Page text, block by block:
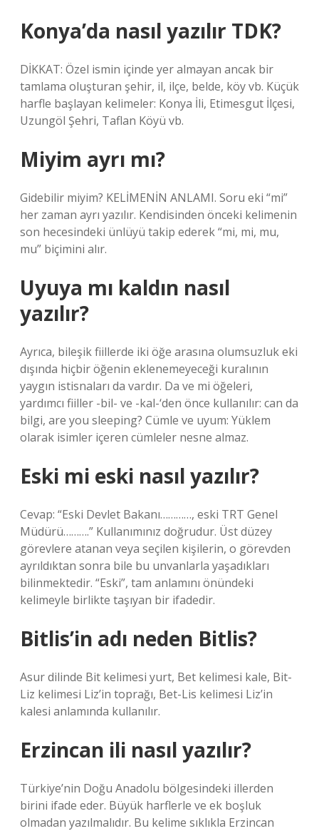
Konya’da nasıl yazılır TDK?
DİKKAT: Özel ismin içinde yer almayan ancak bir
tamlama oluşturan şehir, il, ilçe, belde, köy vb. Küçük
harfle başlayan kelimeler: Konya İli, Etimesgut İlçesi,
Uzungöl Şehri, Taflan Köyü vb.
Miyim ayrı mı?
Gidebilir miyim? KELİMENİN ANLAMI. Soru eki “mi”
her zaman ayrı yazılır. Kendisinden önceki kelimenin
son hecesindeki ünlüyü takip ederek “mi, mi, mu,
mu” biçimini alır.
Uyuya mı kaldın nasıl
yazılır?
Ayrıca, bileşik fiillerde iki öğe arasına olumsuzluk eki
dışında hiçbir öğenin eklenemeyeceği kuralının
yaygın istisnaları da vardır. Da ve mi öğeleri,
yardımcı fiiller -bil- ve -kal-‘den önce kullanılır: can da
bilgi, are you sleeping? Cümle ve uyum: Yüklem
olarak isimler içeren cümleler nesne almaz.
Eski mi eski nasıl yazılır?
Cevap: “Eski Devlet Bakanı…………, eski TRT Genel
Müdürü……….” Kullanımınız doğrudur. Üst düzey
görevlere atanan veya seçilen kişilerin, o görevden
ayrıldıktan sonra bile bu unvanlarla yaşadıkları
bilinmektedir. “Eski”, tam anlamını önündeki
kelimeyle birlikte taşıyan bir ifadedir.
Bitlis’in adı neden Bitlis?
Asur dilinde Bit kelimesi yurt, Bet kelimesi kale, Bit-
Liz kelimesi Liz’in toprağı, Bet-Lis kelimesi Liz’in
kalesi anlamında kullanılır.
Erzincan ili nasıl yazılır?
Türkiye’nin Doğu Anadolu bölgesindeki illerden
birini ifade eder. Büyük harflerle ve ek boşluk
olmadan yazılmalıdır. Bu kelime sıklıkla Erzincan